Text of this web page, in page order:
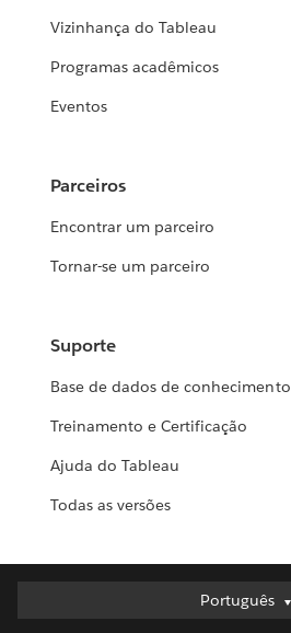
Vizinhança do Tableau
Programas acadêmicos
Eventos
Parceiros
Encontrar um parceiro
Tornar-se um parceiro
Suporte
Base de dados de conhecimento
Treinamento e Certificação
Ajuda do Tableau
Todas as versões
Português
Português